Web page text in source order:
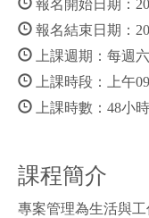
報名開始日期：
報名結束日期：
上課週期：每週
上課時段：上午
上課時數：48小時
課程簡介
專案管理為生活與